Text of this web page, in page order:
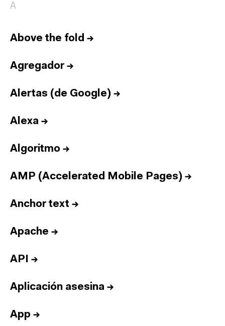
A
Above the fold →
Agregador→
Alertas (de Google) →
Alexa →
Algoritmo →
AMP (Accelerated Mobile Pages) →
Anchor text →
Apache →
API →
Aplicación asesina →
App →